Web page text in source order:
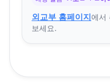
외교부 홈페이지에서
보세요.